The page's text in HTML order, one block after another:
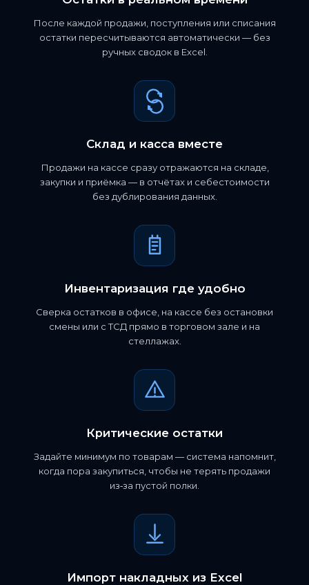
После каждой продажи, поступления или списания
остатки пересчитываются автоматически — без
ручных сводок в Excel.
Склад и касса вместе
Продажи на кассе сразу отражаются на складе,
закупки и приёмка — в отчётах и себестоимости
без дублирования данных.
Инвентаризация где удобно
Сверка остатков в офисе, на кассе без остановки
смены или с ТСД прямо в торговом зале и на
стеллажах.
Критические остатки
Задайте минимум по товарам — система напомнит,
когда пора закупиться, чтобы не терять продажи
из‑за пустой полки.
Импорт накладных из Excel